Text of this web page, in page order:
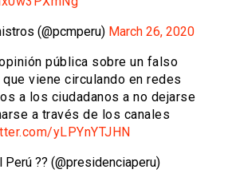
(@pcmperu) March 26, 2020
pública sobre un falso
viene circulando en redes
a los ciudadanos a no dejarse
a través de los canales
yLPYnYTJHN
?? (@presidenciaperu)